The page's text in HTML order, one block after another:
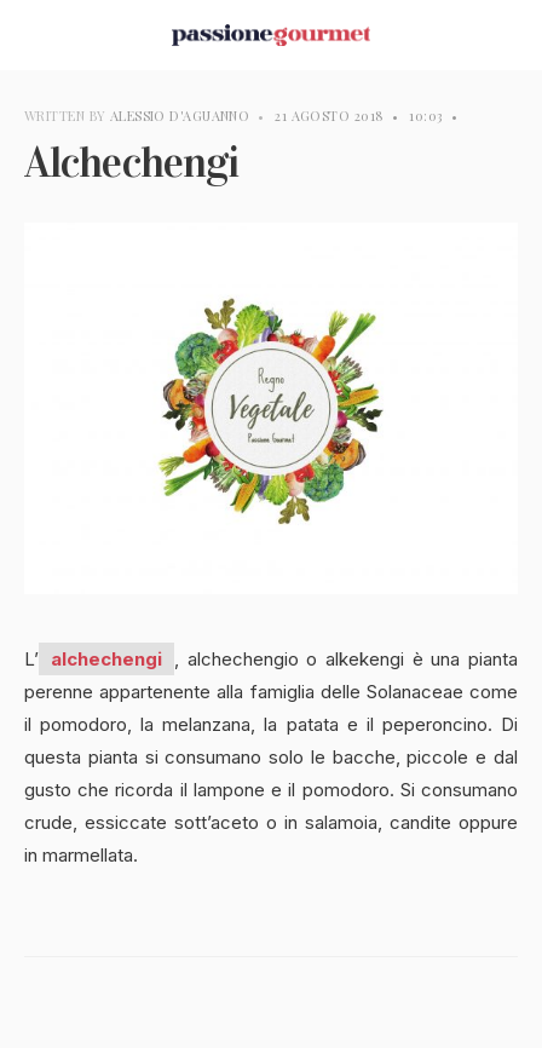
WRITTEN BY ALESSIO D'AGUANNO • 21 AGOSTO 2018 • 10:03 •
Alchechengi
L’ alchechengi
, alchechengio o alkekengi è una pianta
perenne appartenente alla famiglia delle Solanaceae come
il pomodoro, la melanzana, la patata e il peperoncino. Di
questa pianta si consumano solo le bacche, piccole e dal
gusto che ricorda il lampone e il pomodoro. Si consumano
crude, essiccate sott’aceto o in salamoia, candite oppure
in marmellata.